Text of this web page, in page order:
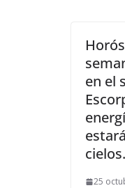
en el
cielos.
25